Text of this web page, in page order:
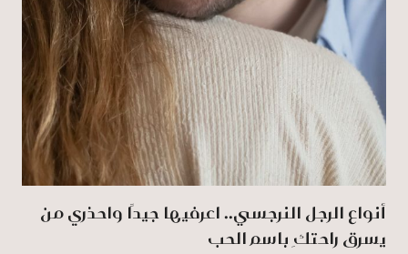
أنواع الرجل النرجسي.. اعرفيها جيدًا واحذري من
يسرق راحتكِ باسم الحب